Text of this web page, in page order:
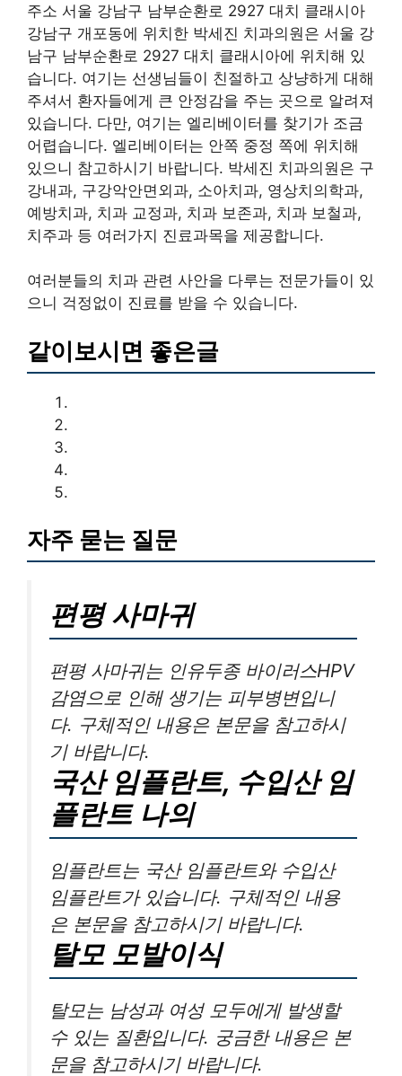
주소 서울 강남구 남부순환로 2927 대치 클래시아
강남구 개포동에 위치한 박세진 치과의원은 서울 강
남구 남부순환로 2927 대치 클래시아에 위치해 있
습니다. 여기는 선생님들이 친절하고 상냥하게 대해
주셔서 환자들에게 큰 안정감을 주는 곳으로 알려져
있습니다. 다만, 여기는 엘리베이터를 찾기가 조금
어렵습니다. 엘리베이터는 안쪽 중정 쪽에 위치해
있으니 참고하시기 바랍니다. 박세진 치과의원은 구
강내과, 구강악안면외과, 소아치과, 영상치의학과,
예방치과, 치과 교정과, 치과 보존과, 치과 보철과,
치주과 등 여러가지 진료과목을 제공합니다.
여러분들의 치과 관련 사안을 다루는 전문가들이 있
으니 걱정없이 진료를 받을 수 있습니다.
같이보시면 좋은글
자주 묻는 질문
편평 사마귀
편평 사마귀는 인유두종 바이러스HPV
감염으로 인해 생기는 피부병변입니
다. 구체적인 내용은 본문을 참고하시
기 바랍니다.
국산 임플란트, 수입산 임
플란트 나의
임플란트는 국산 임플란트와 수입산
임플란트가 있습니다. 구체적인 내용
은 본문을 참고하시기 바랍니다.
탈모 모발이식
탈모는 남성과 여성 모두에게 발생할
수 있는 질환입니다. 궁금한 내용은 본
문을 참고하시기 바랍니다.